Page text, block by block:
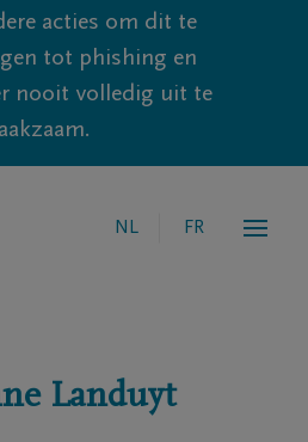
acties om dit te
tot phishing en
nooit volledig uit te
NL FR
Landuyt